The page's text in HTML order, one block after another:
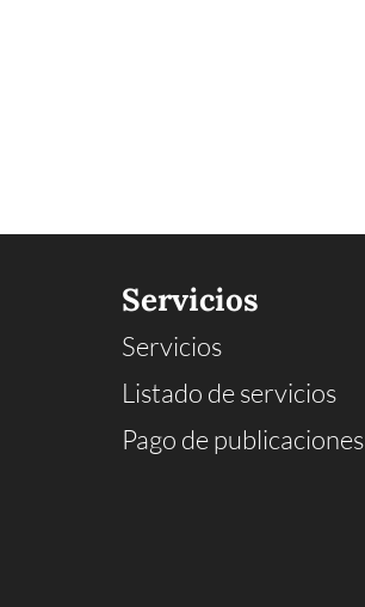
Servicios
Servicios
Listado de servicios
Pago de publicaciones